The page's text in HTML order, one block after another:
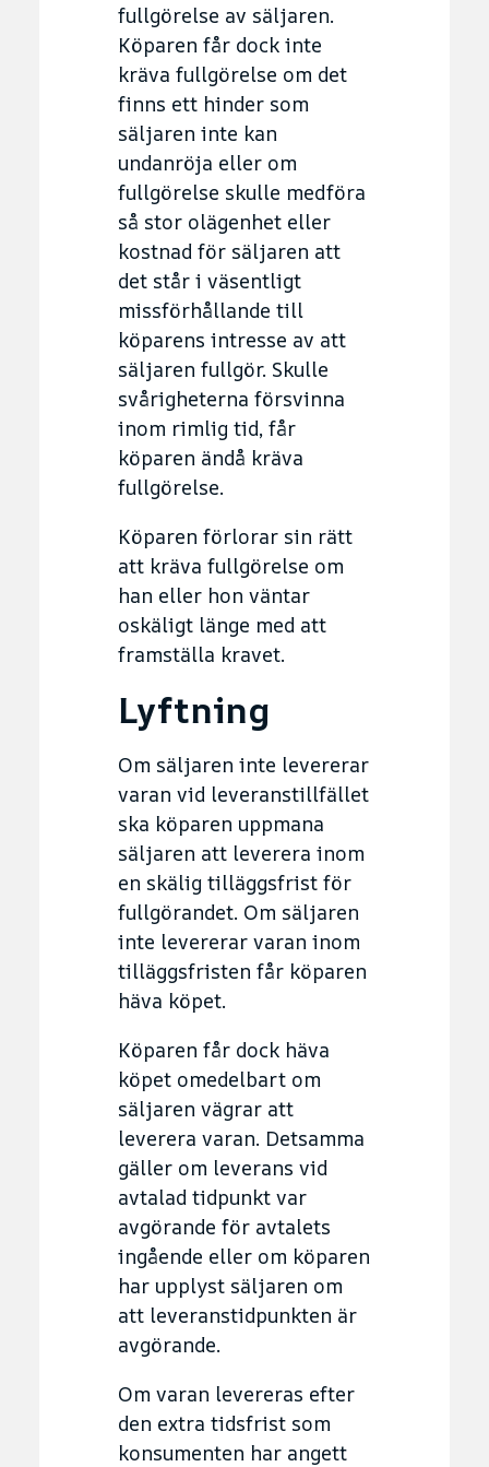
fullgörelse av säljaren.
Köparen får dock inte
kräva fullgörelse om det
finns ett hinder som
säljaren inte kan
undanröja eller om
fullgörelse skulle medföra
så stor olägenhet eller
kostnad för säljaren att
det står i väsentligt
missförhållande till
köparens intresse av att
säljaren fullgör. Skulle
svårigheterna försvinna
inom rimlig tid, får
köparen ändå kräva
fullgörelse.
Köparen förlorar sin rätt
att kräva fullgörelse om
han eller hon väntar
oskäligt länge med att
framställa kravet.
Lyftning
Om säljaren inte levererar
varan vid leveranstillfället
ska köparen uppmana
säljaren att leverera inom
en skälig tilläggsfrist för
fullgörandet. Om säljaren
inte levererar varan inom
tilläggsfristen får köparen
häva köpet.
Köparen får dock häva
köpet omedelbart om
säljaren vägrar att
leverera varan. Detsamma
gäller om leverans vid
avtalad tidpunkt var
avgörande för avtalets
ingående eller om köparen
har upplyst säljaren om
att leveranstidpunkten är
avgörande.
Om varan levereras efter
den extra tidsfrist som
konsumenten har angett